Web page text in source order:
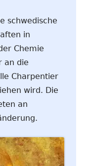
schwedische
in
Chemie
an die
Charpentier
wird. Die
an